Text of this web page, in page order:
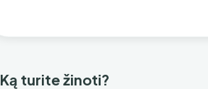
Ką turite žinoti?